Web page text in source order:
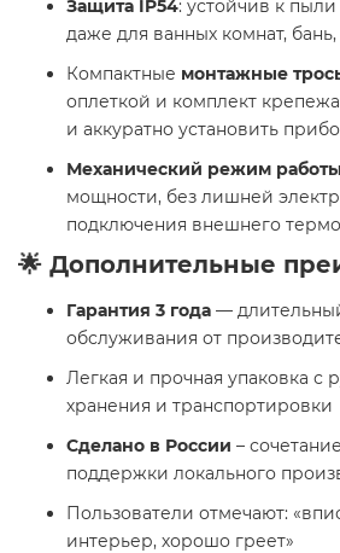
Защита IP54: устойчив к
даже для ванных комнат,
Компактные монтажные
оплеткой и комплект
и аккуратно установить
Механический режим работы
мощности, без лишней
подключения внешнего
🌟 Дополнительные
Гарантия 3 года —
обслуживания от
Легкая и прочная упаковка с
хранения и транспортировки
Сделано в России –
поддержки локального
Пользователи отмечают:
интерьер, хорошо греет»